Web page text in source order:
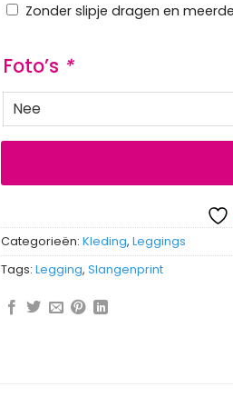
Zonder slipje dragen en
Foto’s *
Categorieën: Kleding, Leggings
Tags: Legging, Slangenprint